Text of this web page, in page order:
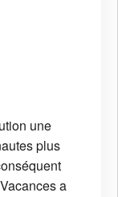
une
plus
a